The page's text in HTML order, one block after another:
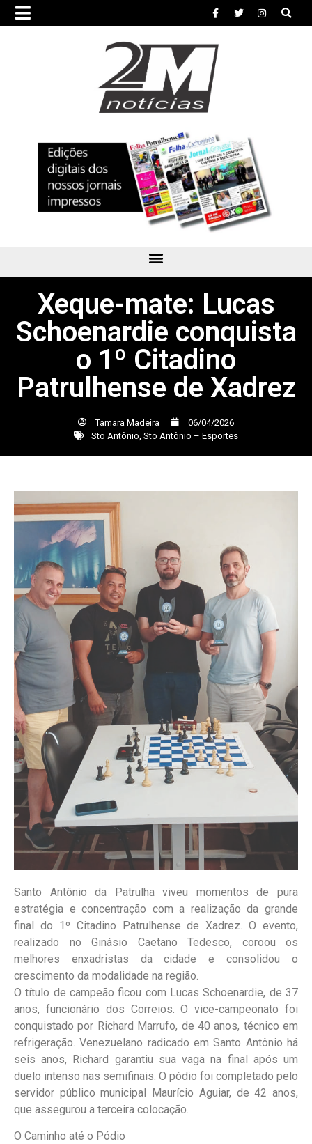
Xeque-mate: Lucas
Schoenardie conquista
o 1º Citadino
Patrulhense de Xadrez
Tamara Madeira
06/04/2026
Sto Antônio Sto Antônio – Esportes
Santo Antônio da Patrulha viveu momentos de pura
estratégia e concentração com a realização da grande
final do 1º Citadino Patrulhense de Xadrez. O evento,
realizado no Ginásio Caetano Tedesco, coroou os
melhores enxadristas da cidade e consolidou o
crescimento da modalidade na região.
O título de campeão ficou com Lucas Schoenardie, de 37
anos, funcionário dos Correios. O vice-campeonato foi
conquistado por Richard Marrufo, de 40 anos, técnico em
refrigeração. Venezuelano radicado em Santo Antônio há
seis anos, Richard garantiu sua vaga na final após um
duelo intenso nas semifinais. O pódio foi completado pelo
servidor público municipal Maurício Aguiar, de 42 anos,
que assegurou a terceira colocação.
O Caminho até o Pódio